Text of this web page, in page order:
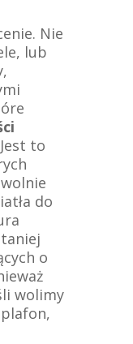
Nie
lub
Jest to
do
o
wolimy